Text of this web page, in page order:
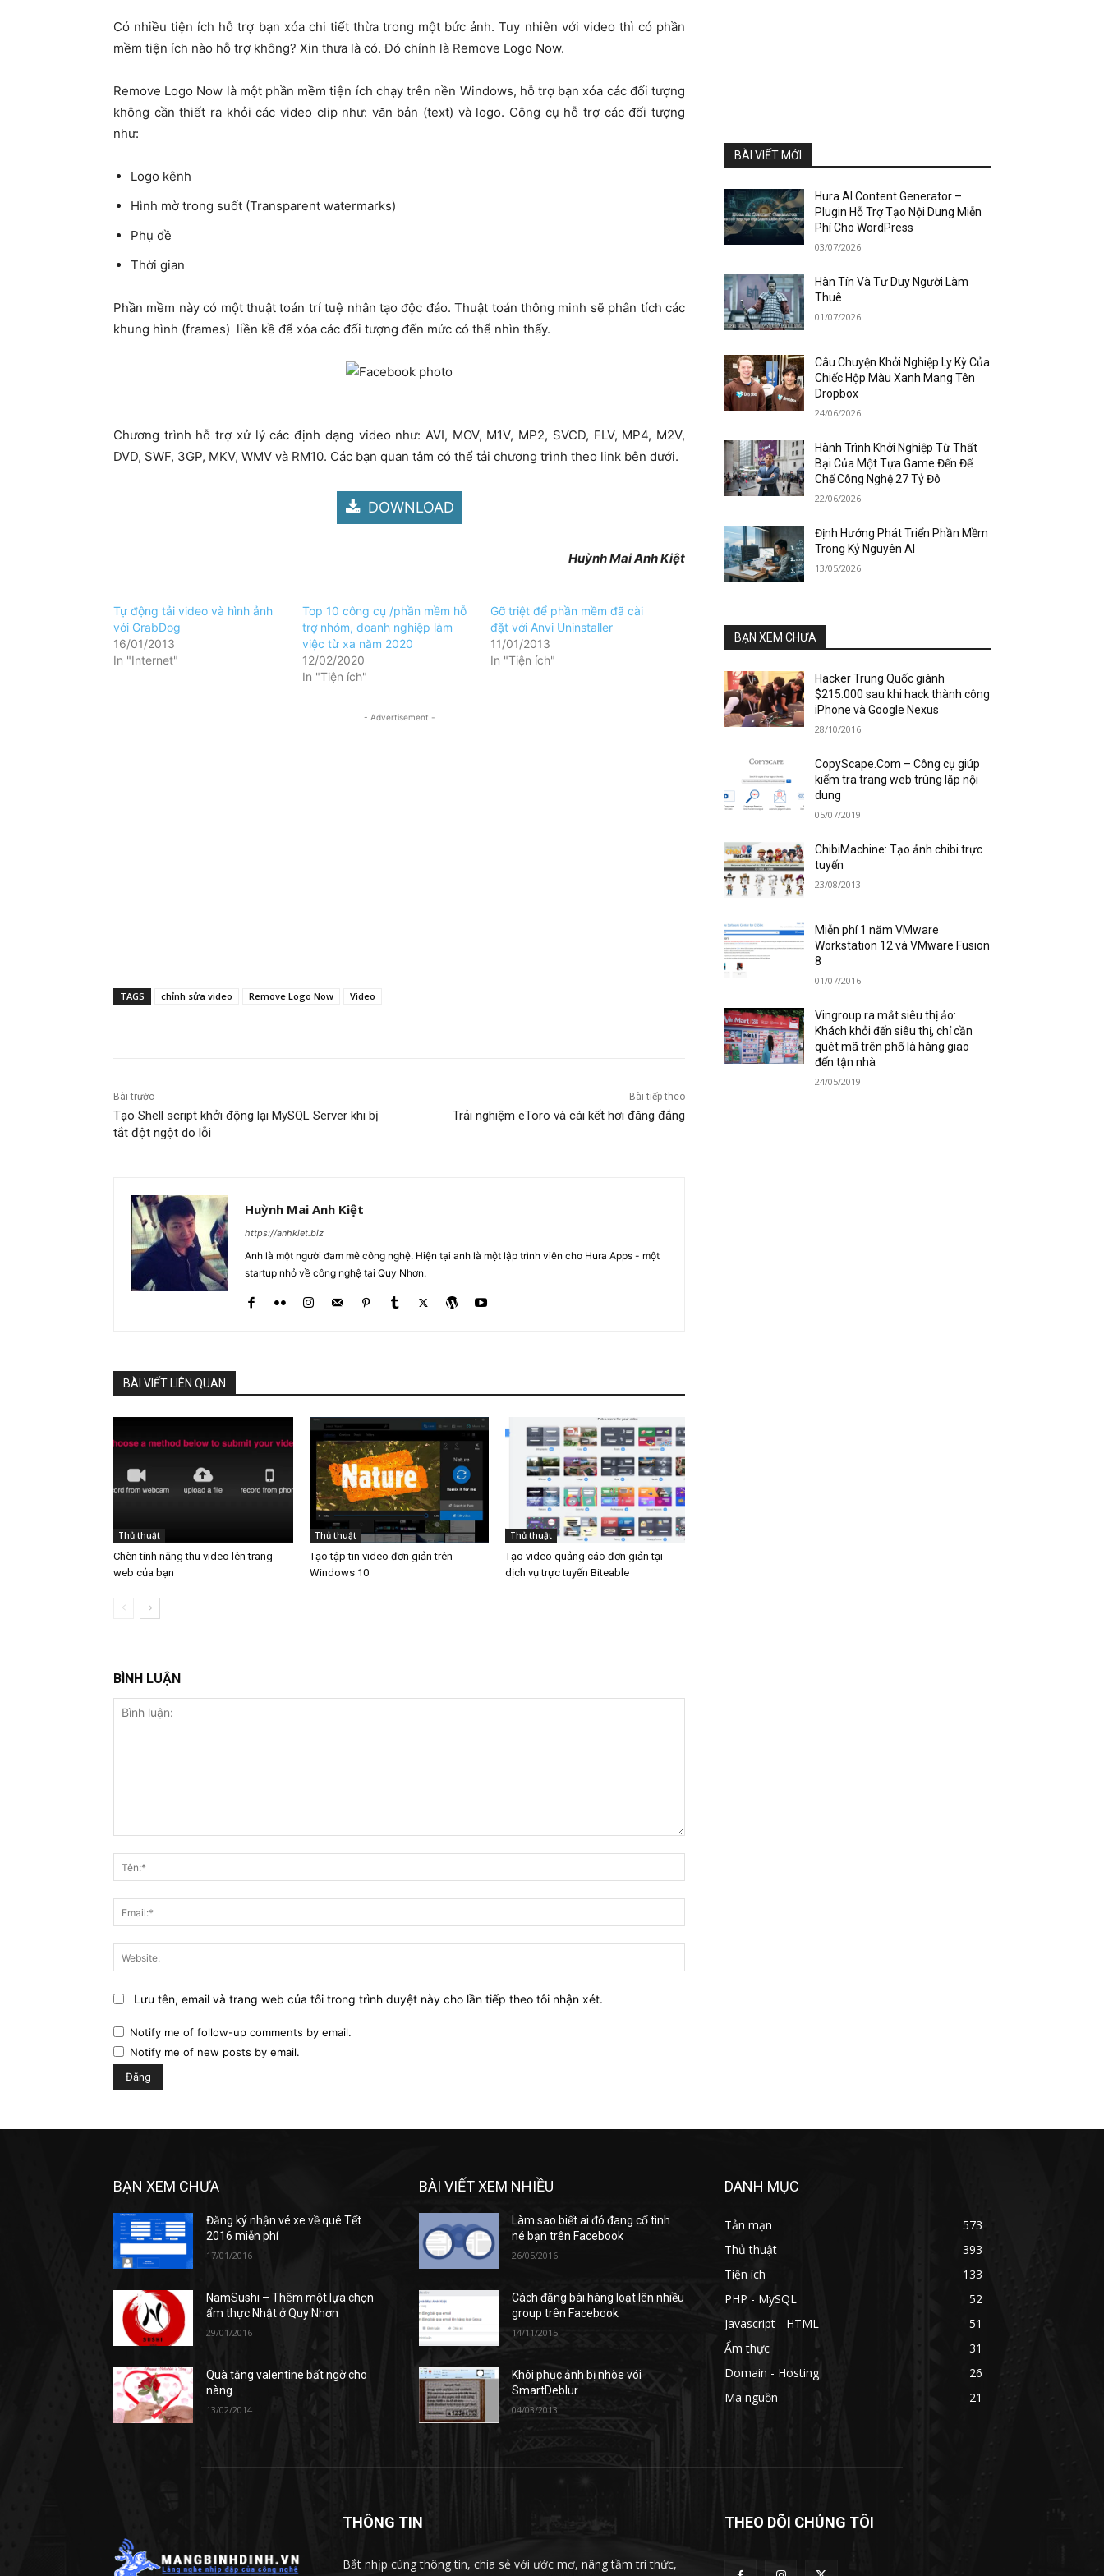
Có nhiều tiện ích hỗ trợ bạn xóa chi tiết thừa trong một bức ảnh. Tuy nhiên với video thì có phần
mềm tiện ích nào hỗ trợ không? Xin thưa là có. Đó chính là Remove Logo Now.
Remove Logo Now là một phần mềm tiện ích chạy trên nền Windows, hỗ trợ bạn xóa các đối tượng
không cần thiết ra khỏi các video clip như: văn bản (text) và logo. Công cụ hỗ trợ các đối tượng
như:
Logo kênh
Hình mờ trong suốt (Transparent watermarks)
Phụ đề
Thời gian
Phần mềm này có một thuật toán trí tuệ nhân tạo độc đáo. Thuật toán thông minh sẽ phân tích các
khung hình (frames) liền kề để xóa các đối tượng đến mức có thể nhìn thấy.
Chương trình hỗ trợ xử lý các định dạng video như: AVI, MOV, M1V, MP2, SVCD, FLV, MP4, M2V,
DVD, SWF, 3GP, MKV, WMV và RM10. Các bạn quan tâm có thể tải chương trình theo link bên dưới.
DOWNLOAD
Huỳnh Mai Anh Kiệt
Tự động tải video và hình ảnh
với GrabDog
16/01/2013
In "Internet"
Top 10 công cụ /phần mềm hỗ
trợ nhóm, doanh nghiệp làm
việc từ xa năm 2020
12/02/2020
In "Tiện ích"
Gỡ triệt để phần mềm đã cài
đặt với Anvi Uninstaller
11/01/2013
In "Tiện ích"
- Advertisement -
TAGS chỉnh sửa video Remove Logo Now Video
Bài trước
Tạo Shell script khởi động lại MySQL Server khi bị
tắt đột ngột do lỗi
Bài tiếp theo
Trải nghiệm eToro và cái kết hơi đăng đắng
Huỳnh Mai Anh Kiệt
https://anhkiet.biz
Anh là một người đam mê công nghệ. Hiện tại anh là một lập trình viên cho Hura Apps - một
startup nhỏ về công nghệ tại Quy Nhơn.
BÀI VIẾT LIÊN QUAN
Thủ thuật
Chèn tính năng thu video lên trang
web của bạn
Thủ thuật
Tạo tập tin video đơn giản trên
Windows 10
Thủ thuật
Tạo video quảng cáo đơn giản tại
dịch vụ trực tuyến Biteable
BÌNH LUẬN
luận:
Lưu tên, email và trang web của tôi trong trình duyệt này cho lần tiếp theo tôi nhận xét.
Notify me of follow-up comments by email.
Notify me of new posts by email.
BÀI VIẾT MỚI
Hura AI Content Generator –
Plugin Hỗ Trợ Tạo Nội Dung Miễn
Phí Cho WordPress
03/07/2026
Hàn Tín Và Tư Duy Người Làm
Thuê
01/07/2026
Câu Chuyện Khởi Nghiệp Ly Kỳ Của
Chiếc Hộp Màu Xanh Mang Tên
Dropbox
24/06/2026
Hành Trình Khởi Nghiệp Từ Thất
Bại Của Một Tựa Game Đến Đế
Chế Công Nghệ 27 Tỷ Đô
22/06/2026
Định Hướng Phát Triển Phần Mềm
Trong Kỷ Nguyên AI
13/05/2026
BẠN XEM CHƯA
Hacker Trung Quốc giành
$215.000 sau khi hack thành công
iPhone và Google Nexus
28/10/2016
CopyScape.Com – Công cụ giúp
kiểm tra trang web trùng lặp nội
dung
05/07/2019
ChibiMachine: Tạo ảnh chibi trực
tuyến
23/08/2013
Miễn phí 1 năm VMware
Workstation 12 và VMware Fusion
8
01/07/2016
Vingroup ra mắt siêu thị ảo:
Khách khỏi đến siêu thị, chỉ cần
quét mã trên phố là hàng giao
đến tận nhà
24/05/2019
BẠN XEM CHƯA
Đăng ký nhận vé xe về quê Tết
2016 miễn phí
17/01/2016
NamSushi – Thêm một lựa chọn
ẩm thực Nhật ở Quy Nhơn
29/01/2016
Quà tặng valentine bất ngờ cho
nàng
13/02/2014
BÀI VIẾT XEM NHIỀU
Làm sao biết ai đó đang cố tình
né bạn trên Facebook
26/05/2016
Cách đăng bài hàng loạt lên nhiều
group trên Facebook
14/11/2015
Khôi phục ảnh bị nhòe vói
SmartDeblur
04/03/2013
DANH MỤC
Tản mạn
573
Thủ thuật
393
Tiện ích
133
PHP - MySQL
52
Javascript - HTML
51
Ẩm thực
31
Domain - Hosting
26
Mã nguồn
21
THÔNG TIN
Bắt nhịp cùng thông tin, chia sẻ với ước mơ, nâng tầm tri thức,
THEO DÕI CHÚNG TÔI